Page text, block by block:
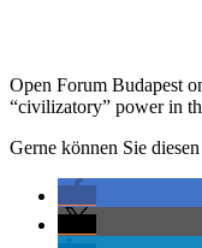
Open Forum Budapest
“civilizatory” power in
Gerne können Sie